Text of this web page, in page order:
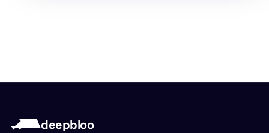
deepbloo